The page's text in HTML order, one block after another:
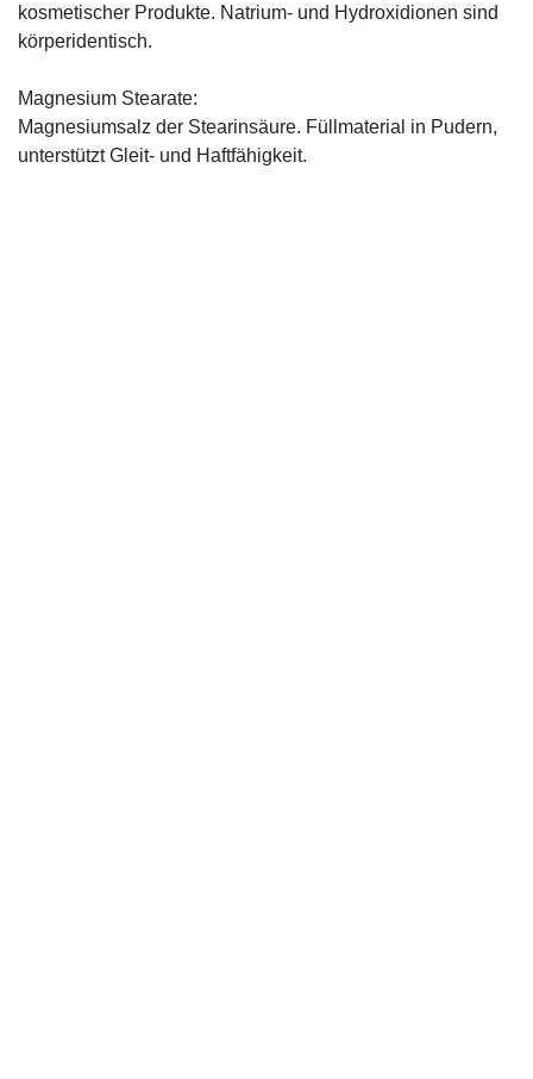
kosmetischer Produkte. Natrium- und Hydroxidionen sind
körperidentisch.
Magnesium Stearate:
Magnesiumsalz der Stearinsäure. Füllmaterial in Pudern,
unterstützt Gleit- und Haftfähigkeit.